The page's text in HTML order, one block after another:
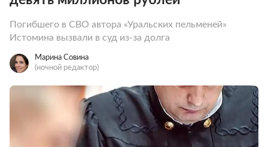
Погибшего в СВО автора «Уральских пельменей»
Истомина вызвали в суд из-за долга
Марина Совина
(ночной редактор)